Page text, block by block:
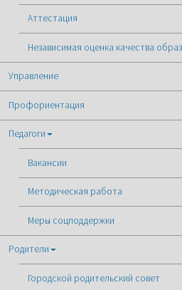
Аттестация
Независимая оценка качества
Управление
Профориентация
Педагоги
Вакансии
Методическая работа
Меры соцподдержки
Родители
Городской родительский совет